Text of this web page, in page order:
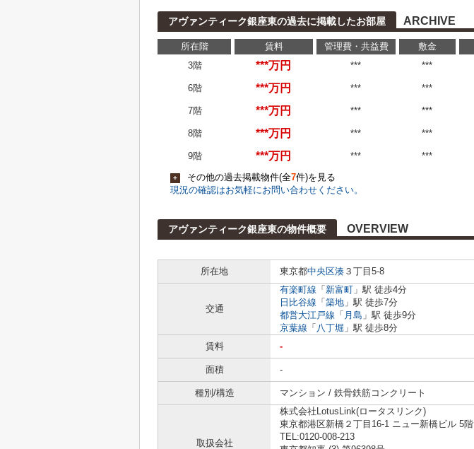
アヴァンティーク銀座東の過去に掲載したお部屋 ARCHIVE
所在階 賃料 管理費・共益費 敷金
3階
***万円 *** ***
6階 ***万円 *** ***
7階 ***万円 *** ***
8階 ***万円 *** ***
9階 ***万円 *** ***
+ その他の過去掲載物件(全7件)を見る
現況の確認はお気軽にお問い合わせください。
アヴァンティーク銀座東の物件概要 OVERVIEW
所在地
東京都中央区湊 ３丁目5-8
交通
有楽町線 「 新富町 」駅 徒歩4分
日比谷線 「 築地 」駅 徒歩7分
都営大江戸線 「 月島 」駅 徒歩9分
京葉線 「 八丁堀 」駅 徒歩8分
賃料
-
面積 -
種別/構造 マンション / 鉄骨鉄筋コンクリート
取扱会社
株式会社LotusLink(ロータスリンク)
東京都港区新橋２丁目16-1 ニュー新橋ビル 5階
TEL:0120-008-213